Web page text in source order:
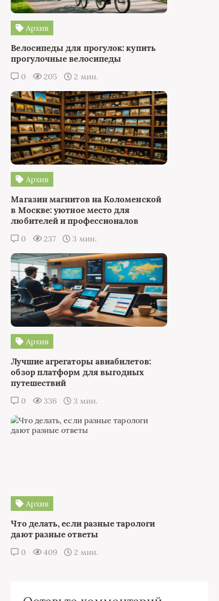
Архив
Велосипеды для прогулок: купить
прогулочные велосипеды
0 205 2 мин.
Архив
Магазин магнитов на Коломенской
в Москве: уютное место для
любителей и профессионалов
0 237 3 мин.
Архив
Лучшие агрегаторы авиабилетов:
обзор платформ для выгодных
путешествий
0 336 3 мин.
Архив
Что делать, если разные тарологи
дают разные ответы
0 409 2 мин.